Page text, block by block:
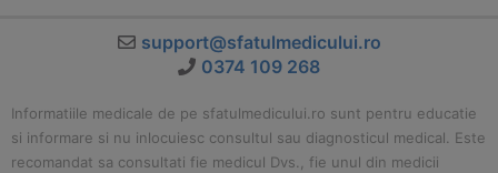
support@sfatulmedicului.ro
0374 109 268
Informatiile medicale de pe sfatulmedicului.ro sunt pentru educatie
si informare si nu inlocuiesc consultul sau diagnosticul medical. Este
recomandat sa consultati fie medicul Dvs., fie unul din medicii